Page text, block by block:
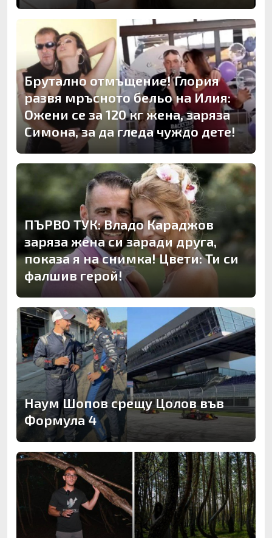
Брутално отмъщение! Глория
развя мръсното бельо на Илия:
Ожени се за 120 кг жена, заряза
Симона, за да гледа чуждо дете!
ПЪРВО ТУК: Владо Караджов
заряза жена си заради друга,
показа я на снимка! Цвети: Ти си
фалшив герой!
Наум Шопов срещу Цолов във
Формула 4